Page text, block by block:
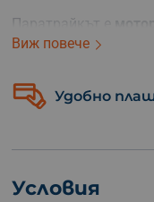
Паратрайкът е
рамка, което го
опитен пилот и…
издигате плавно над
те оставят без дъх
като на длан.
точно толкова, че
момента, да усетиш
Виж повече
плащане
Условия